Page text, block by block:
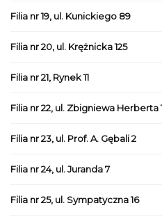
Filia nr 19, ul. Kunickiego 89
Filia nr 20, ul. Krężnicka 125
Filia nr 21, Rynek 11
Filia nr 22, ul. Zbigniewa Herberta
Filia nr 23, ul. Prof. A. Gębali 2
Filia nr 24, ul. Juranda 7
Filia nr 25, ul. Sympatyczna 16